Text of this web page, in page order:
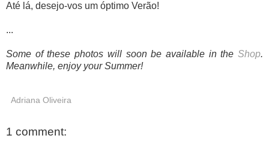
Até lá, desejo-vos um óptimo Verão!
...
Some of these photos will soon be available in the Shop.
Meanwhile, enjoy your Summer!
Adriana Oliveira
1 comment: